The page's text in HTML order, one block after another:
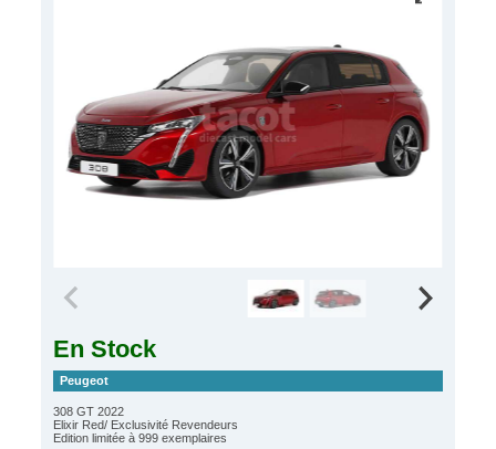
En Stock
Peugeot
308 GT 2022
Elixir Red/ Exclusivité Revendeurs
Edition limitée à 999 exemplaires